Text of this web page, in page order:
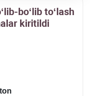
boʻlib toʻlash
kiritildi